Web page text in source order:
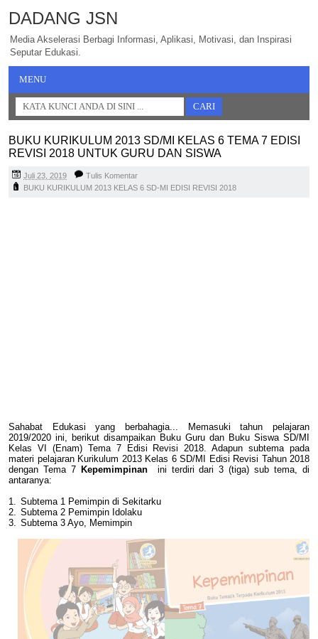
DADANG JSN
Media Akselerasi Berbagi Informasi, Aplikasi, Motivasi, dan Inspirasi
Seputar Edukasi.
MENU
BUKU KURIKULUM 2013 SD/MI KELAS 6 TEMA 7 EDISI
REVISI 2018 UNTUK GURU DAN SISWA
Juli 23, 2019
Tulis Komentar
BUKU KURIKULUM 2013 KELAS 6 SD-MI EDISI REVISI 2018
Sahabat Edukasi yang berbahagia... Memasuki tahun pelajaran
2019/2020 ini, berikut disampaikan Buku Guru dan Buku Siswa SD/MI
Kelas VI (Enam) Tema 7 Edisi Revisi 2018. Adapun subtema pada
materi pelajaran Kurikulum 2013 Kelas 6 SD/MI Edisi Revisi Tahun 2018
dengan Tema 7 Kepemimpinan
ini terdiri dari 3 (tiga) sub tema, di
antaranya:
1. Subtema 1 Pemimpin di Sekitarku
2. Subtema 2 Pemimpin Idolaku
3. Subtema 3 Ayo, Memimpin